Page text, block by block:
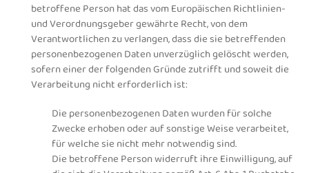
betroffene Person hat das vom Europäischen Richtlinien-
und Verordnungsgeber gewährte Recht, von dem
Verantwortlichen zu verlangen, dass die sie betreffenden
personenbezogenen Daten unverzüglich gelöscht werden,
sofern einer der folgenden Gründe zutrifft und soweit die
Verarbeitung nicht erforderlich ist:
Die personenbezogenen Daten wurden für solche
Zwecke erhoben oder auf sonstige Weise verarbeitet,
für welche sie nicht mehr notwendig sind.
Die betroffene Person widerruft ihre Einwilligung, auf